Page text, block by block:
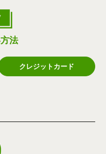
法
クレジットカード